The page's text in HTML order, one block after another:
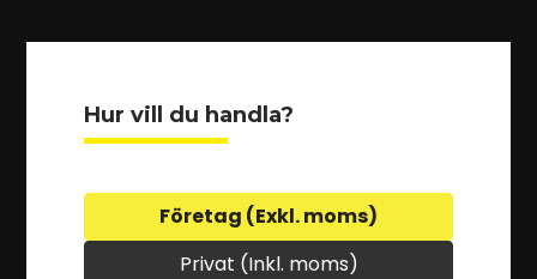
Hur vill du handla?
Företag (Exkl. moms)
Privat (Inkl. moms)
info@kts.se